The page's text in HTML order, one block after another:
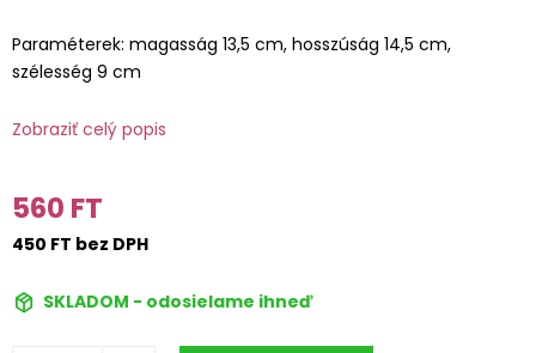
Paraméterek: magasság 13,5 cm, hosszúság 14,5 cm,
szélesség 9 cm
Zobraziť celý popis
560 FT
450 FT bez DPH
SKLADOM - odosielame ihneď